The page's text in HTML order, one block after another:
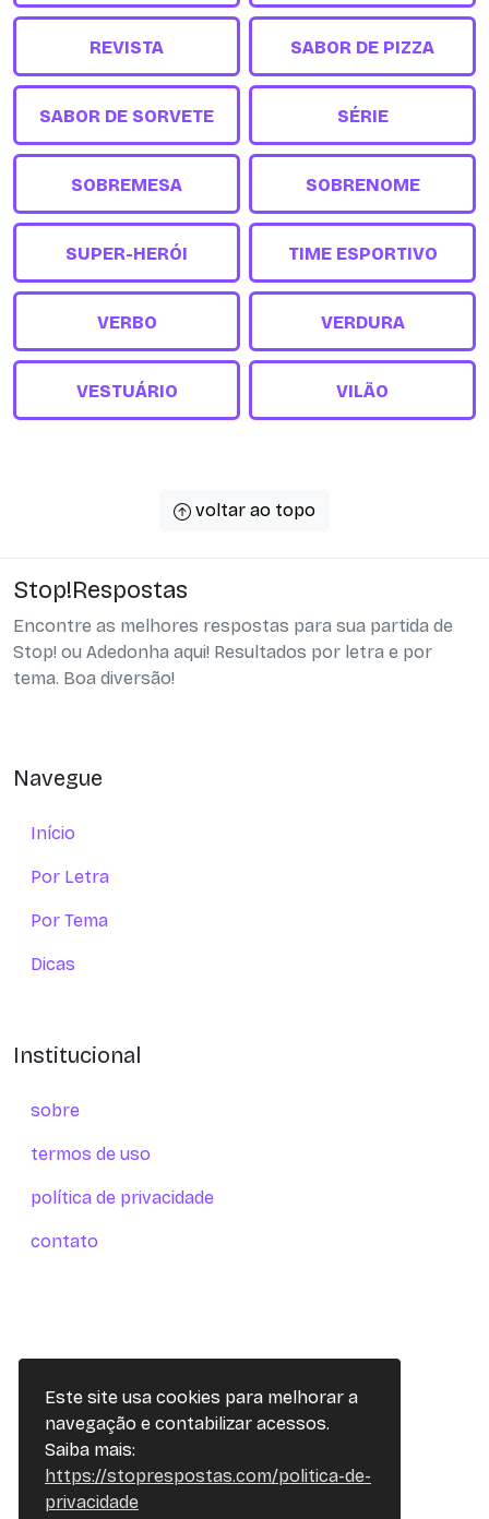
Este site usa cookies para melhorar a
navegação e contabilizar acessos.
Saiba mais:
https://stoprespostas.com/politica-de-
privacidade
REVISTA SABOR DE PIZZA
SABOR DE SORVETE SÉRIE
SOBREMESA SOBRENOME
SUPER-HERÓI TIME ESPORTIVO
VERBO VERDURA
VESTUÁRIO VILÃO
voltar ao topo
Stop!Respostas
Encontre as melhores respostas para sua partida de
Stop! ou Adedonha aqui! Resultados por letra e por
tema. Boa diversão!
Navegue
Início
Por Letra
Por Tema
Dicas
Institucional
sobre
termos de uso
política de privacidade
contato